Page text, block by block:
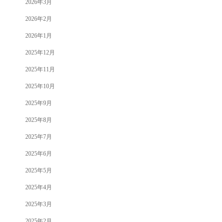
2026年3月
2026年2月
2026年1月
2025年12月
2025年11月
2025年10月
2025年9月
2025年8月
2025年7月
2025年6月
2025年5月
2025年4月
2025年3月